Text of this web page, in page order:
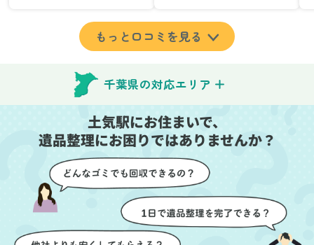
が集めた物や古い家具が
多く、自分たちだけでは
どうにもならない状態で
んが手際よく片付けてく
れたので、部屋が驚くほ
どスッキリしました。自
分では手が回らなかった
場所も含め、プロの力を
実感しました。
特に、物が散乱していた
部屋の整理や、細かなア
イテムの仕分けを迅速か
つ丁寧に対応していただ
けたのがありがたかった
です。家族それぞれが必
とができました。特に、
古い家具や壊れた家電な
ど、処分が難しいものが
よく対応していただき驚
きました。
当日は2名のスタッフが来
てくださり、作業の流れ
や注意点をしっかり説明
していただけたので、こ
ちらも安心感を持って作
業を見守ることができま
した。運び出しの際も、
壁や床を傷つけないよう
に細心の注意を払ってい
ただき、家全体がスムー
もっと口コミを見る
千葉県の対応エリア
土気駅にお住まいで、
遺品整理にお困りではありませんか？